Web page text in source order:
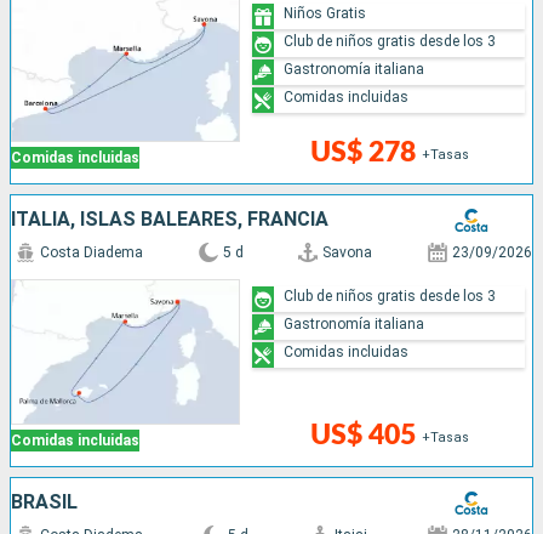
Comidas incluidas US$ 278 +Tasas
Niños Gratis
Club de niños gratis desde los 3
Gastronomía italiana
Comidas incluidas
ITALIA, ISLAS BALEARES, FRANCIA
Comidas incluidas
Costa Diadema 5 d Savona 23/09/2026
US$ 405 +Tasas
Club de niños gratis desde los 3
Gastronomía italiana
Comidas incluidas
BRASIL